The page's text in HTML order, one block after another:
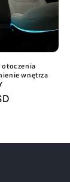
otoczenia
wnętrza